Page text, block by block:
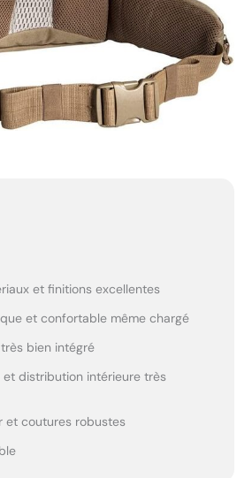
et finitions excellentes
et confortable même chargé
bien intégré
distribution intérieure très
coutures robustes